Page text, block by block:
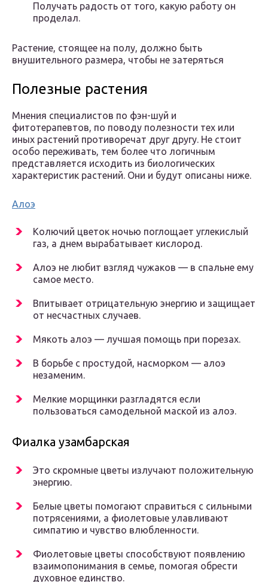
Получать радость от того, какую работу он
проделал.
Растение, стоящее на полу, должно быть
внушительного размера, чтобы не затеряться
Полезные растения
Мнения специалистов по фэн-шуй и
фитотерапевтов, по поводу полезности тех или
иных растений противоречат друг другу. Не стоит
особо переживать, тем более что логичным
представляется исходить из биологических
характеристик растений. Они и будут описаны ниже.
Алоэ
Колючий цветок ночью поглощает углекислый
газ, а днем вырабатывает кислород.
Алоэ не любит взгляд чужаков — в спальне ему
самое место.
Впитывает отрицательную энергию и защищает
от несчастных случаев.
Мякоть алоэ — лучшая помощь при порезах.
В борьбе с простудой, насморком — алоэ
незаменим.
Мелкие морщинки разгладятся если
пользоваться самодельной маской из алоэ.
Фиалка узамбарская
Это скромные цветы излучают положительную
энергию.
Белые цветы помогают справиться с сильными
потрясениями, а фиолетовые улавливают
симпатию и чувство влюбленности.
Фиолетовые цветы способствуют появлению
взаимопонимания в семье, помогая обрести
духовное единство.